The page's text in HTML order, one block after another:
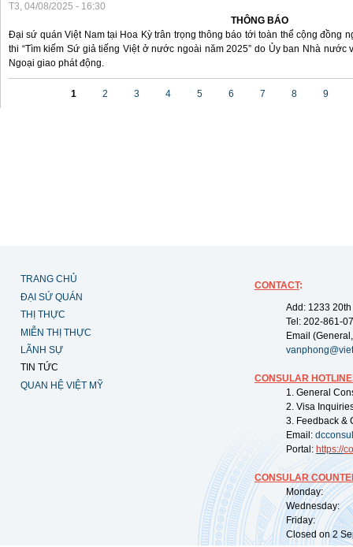
T3, 04/08/2025 - 16:30
THÔNG BÁO
Đại sứ quán Việt Nam tại Hoa Kỳ trân trọng thông báo tới toàn thể cộng đồng
thi “Tìm kiếm Sứ giả tiếng Việt ở nước ngoài năm 2025” do Ủy ban Nhà
Ngoại giao phát động.
1 2 3 4 5 6 7 8 9
TRANG CHỦ
ĐẠI SỨ QUÁN
THỊ THỰC
MIỄN THỊ THỰC
LÃNH SỰ
TIN TỨC
QUAN HỆ VIỆT MỸ
CONTACT:
Add: 1233
Tel: 202-861-
Email
CONSULAR
1. General
2. Visa
3. Feedback &
Email:
Portal: https://
CONSULAR
Monday:
Wednesday:
Friday:
Closed on 2